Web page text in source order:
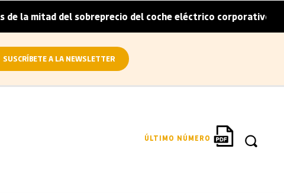
la mitad del sobreprecio del coche eléctrico corporativo |
SUSCRÍBETE A LA NEWSLETTER
ÚLTIMO NÚMERO